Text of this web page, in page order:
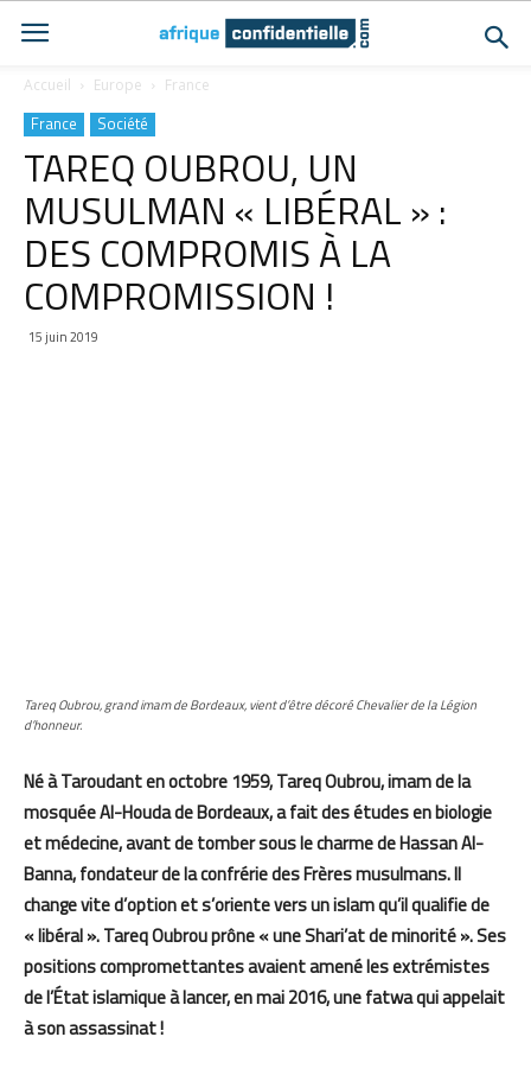
Accueil Europe France
France Société
TAREQ OUBROU, UN
MUSULMAN « LIBÉRAL » :
DES COMPROMIS À LA
COMPROMISSION !
15 juin 2019
Tareq Oubrou, grand imam de Bordeaux, vient d’être décoré Chevalier de la Légion
d’honneur.
Né à Taroudant en octobre 1959, Tareq Oubrou, imam de la
mosquée Al-Houda de Bordeaux, a fait des études en biologie
et médecine, avant de tomber sous le charme de Hassan Al-
Banna, fondateur de la confrérie des Frères musulmans. Il
change vite d’option et s’oriente vers un islam qu’il qualifie de
« libéral ». Tareq Oubrou prône « une Shari’at de minorité ». Ses
positions compromettantes avaient amené les extrémistes
de l’État islamique à lancer, en mai 2016, une fatwa qui appelait
à son assassinat !